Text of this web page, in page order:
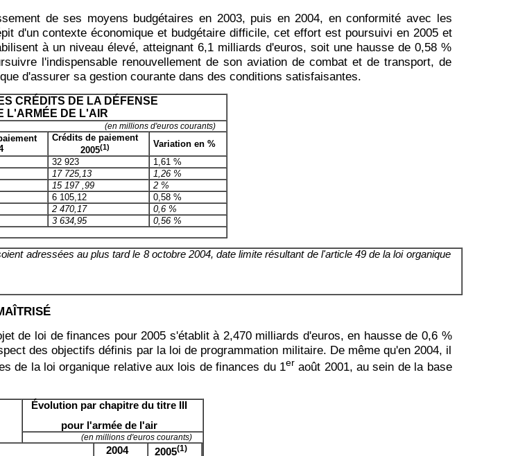
de ses moyens budgétaires en 2003, puis en 2004, en conformité avec les
d'un contexte économique et budgétaire difficile, cet effort est poursuivi en 2005 et
à un niveau élevé, atteignant 6,1 milliards d'euros, soit une hausse de 0,58 %
l'indispensable renouvellement de son aviation de combat et de transport, de
d'assurer sa gestion courante dans des conditions satisfaisantes.
CRÉDITS DE LA DÉFENSE
L'ARMÉE DE L'AIR
(en millions d'euros courants)
Crédits de paiement
2005(1)
Variation en %
32 923
1,61 %
17 725,13
1,26 %
15 197 ,99
2 %
6 105,12
0,58 %
2 470,17
0,6 %
3 634,95 0,56 %
adressées au plus tard le 8 octobre 2004, date limite résultant de l'article 49 de la loi organique
de loi de finances pour 2005 s'établit à 2,470 milliards d'euros, en hausse de 0,6 %
des objectifs définis par la loi de programmation militaire. De même qu'en 2004, il
de la loi organique relative aux lois de finances du 1er août 2001, au sein de la base
Évolution par chapitre du titre III
pour l'armée de l'air
(en millions d'euros courants)
2004 2005(1)